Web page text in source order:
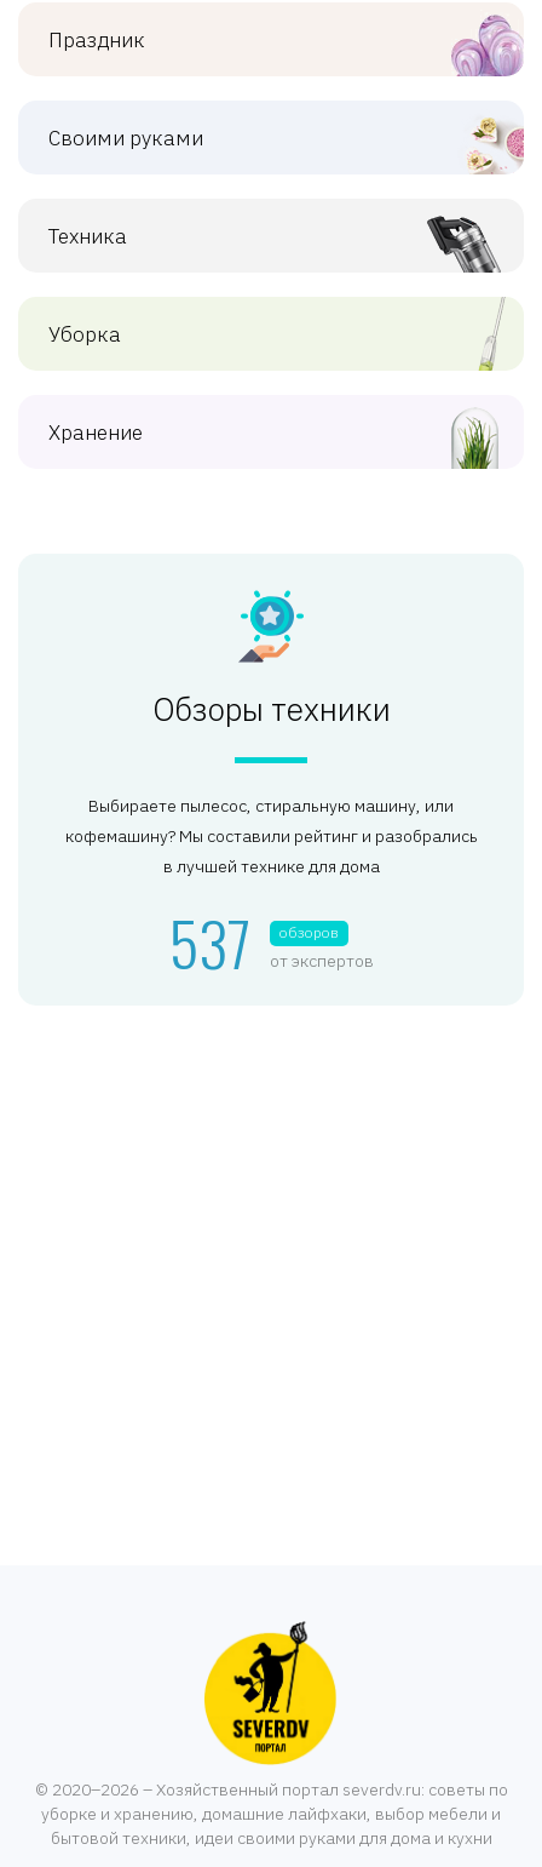
Праздник
Своими руками
Техника
Уборка
Хранение
Обзоры техники
Выбираете пылесос, стиральную машину, или
кофемашину? Мы составили рейтинг и разобрались
в лучшей технике для дома
537 обзоров
от экспертов
© 2020–2026 – Хозяйственный портал severdv.ru: советы по
уборке и хранению, домашние лайфхаки, выбор мебели и
бытовой техники, идеи своими руками для дома и кухни